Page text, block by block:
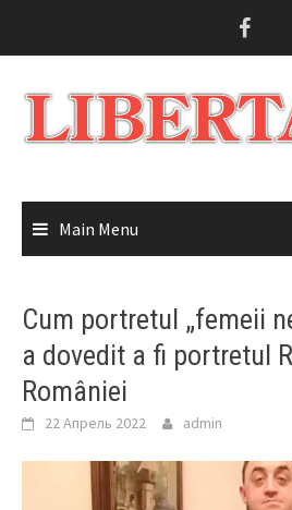
Main Menu
Cum portretul „femeii
a dovedit a fi portretul
României
22 Апрель 2022 admin